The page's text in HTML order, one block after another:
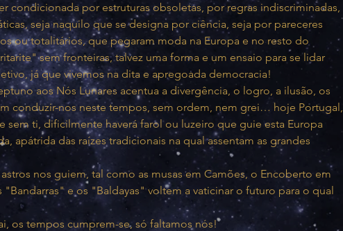
condicionada por estruturas obsoletas, por regras indiscriminadas,
seja naquilo que se designa por ciência, seja por pareceres
ou totalitários, que pegaram moda na Europa e no resto do
sem fronteiras, talvez uma forma e um ensaio para se lidar
já que vivemos na dita e apregoada democracia!
aos Nós Lunares acentua a divergência, o logro, a ilusão, os
conduzir-nos neste tempos, sem ordem, nem grei… hoje Portugal,
sem ti, dificilmente haverá farol ou luzeiro que guie esta Europa
apátrida das raízes tradicionais na qual assentam as grandes
nos guiem, tal como as musas em Camões, o Encoberto em
"Bandarras" e os "Baldayas" voltem a vaticinar o futuro para o qual
os tempos cumprem-se, só faltamos nós!